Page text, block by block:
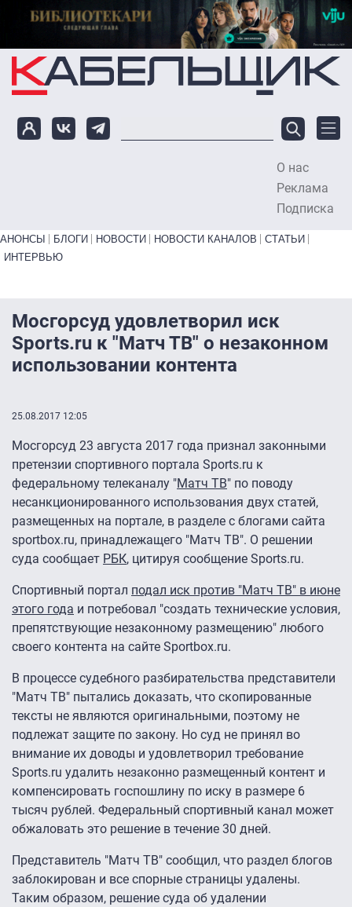
Перейти к основному содержанию
О нас
Реклама
Подписка
Primary links bottom
АНОНСЫ БЛОГИ НОВОСТИ НОВОСТИ КАНАЛОВ
СТАТЬИ
ИНТЕРВЬЮ
Мосгорсуд удовлетворил иск
Sports.ru к "Матч ТВ" о незаконном
использовании контента
25.08.2017 12:05
Мосгорсуд 23 августа 2017 года признал законными
претензии спортивного портала Sports.ru к
федеральному телеканалу "Матч ТВ" по поводу
несанкционированного использования двух статей,
размещенных на портале, в разделе с блогами сайта
sportbox.ru, принадлежащего "Матч ТВ". О решении
суда сообщает РБК, цитируя сообщение Sports.ru.
Спортивный портал подал иск против "Матч ТВ" в июне
этого года и потребовал "создать технические условия,
препятствующие незаконному размещению" любого
своего контента на сайте Sportbox.ru.
В процессе судебного разбирательства представители
"Матч ТВ" пытались доказать, что скопированные
тексты не являются оригинальными, поэтому не
подлежат защите по закону. Но суд не принял во
внимание их доводы и удовлетворил требование
Sports.ru удалить незаконно размещенный контент и
компенсировать госпошлину по иску в размере 6
тысяч рублей. Федеральный спортивный канал может
обжаловать это решение в течение 30 дней.
Представитель "Матч ТВ" сообщил, что раздел блогов
заблокирован и все спорные страницы удалены.
Таким образом, решение суда об удалении